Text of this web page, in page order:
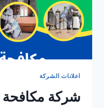
اعلانات الشركة
شركة